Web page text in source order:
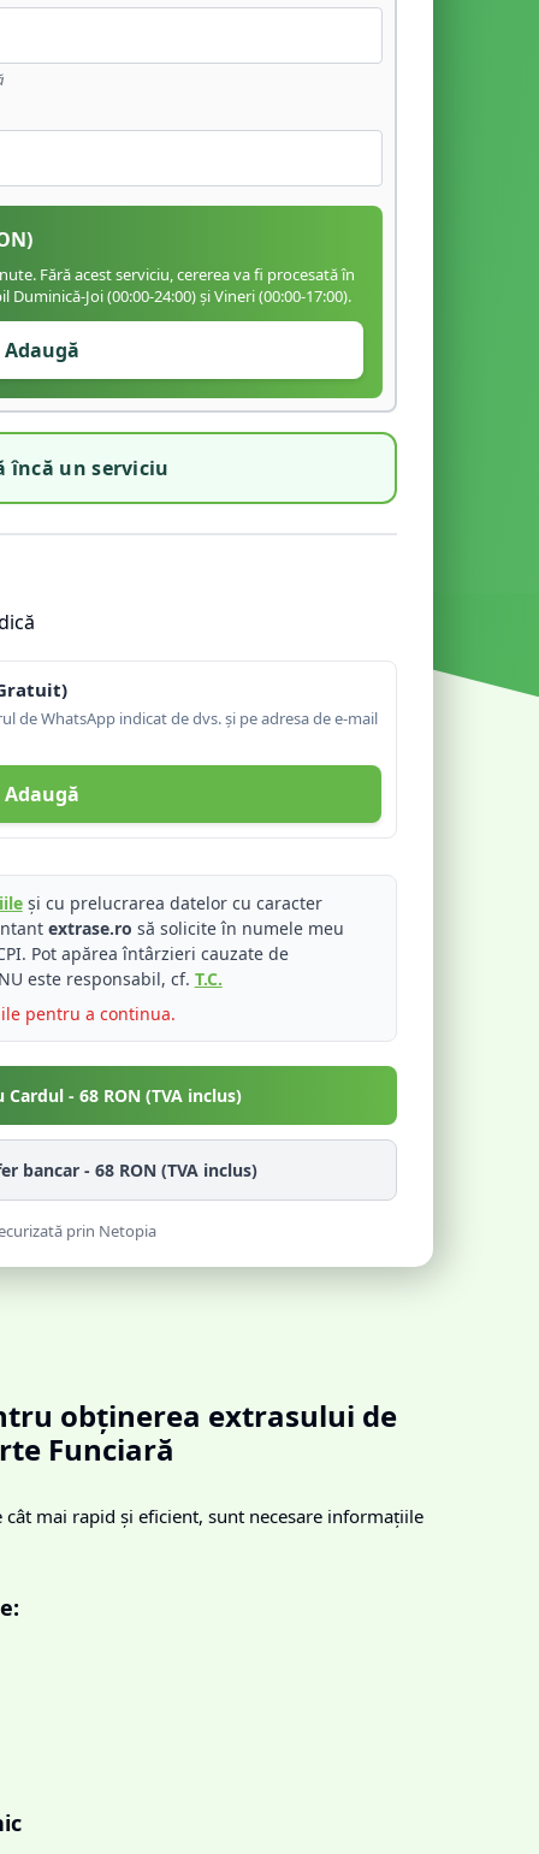
Fără acest serviciu, cererea va fi procesată în
Joi (00:00-24:00) și Vineri (00:00-17:00).
Adaugă
încă un serviciu
de WhatsApp indicat de dvs. și pe adresa de e-mail
Adaugă
și cu prelucrarea datelor cu caracter
extrase.ro să solicite în numele meu
Pot apărea întârzieri cauzate de
este responsabil, cf. T.C.
pentru a continua.
Cardul - 68 RON (TVA inclus)
bancar - 68 RON (TVA inclus)
prin Netopia
obținerea extrasului de
Funciară
cât mai rapid și eficient, sunt necesare informațiile